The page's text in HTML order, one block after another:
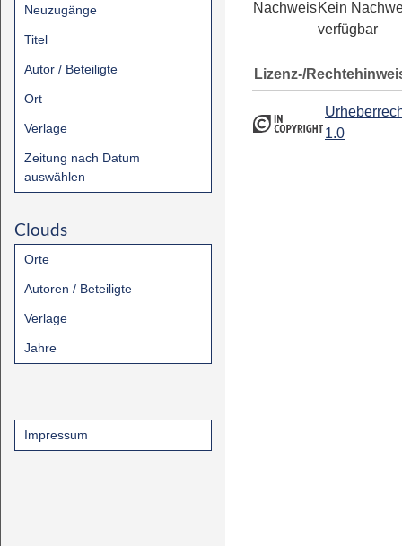
Neuzugänge
Titel
Autor / Beteiligte
Ort
Verlage
Zeitung nach Datum
auswählen
Clouds
Orte
Autoren / Beteiligte
Verlage
Jahre
Impressum
NachweisKein
verfügbar
Lizenz-/
1.0